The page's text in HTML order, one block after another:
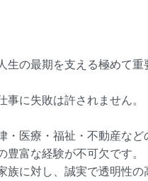
生の最期を支える極めて重
に失敗は許されません。
・医療・福祉・不動産など
富な経験が不可欠です。
族に対し、誠実で透明性の